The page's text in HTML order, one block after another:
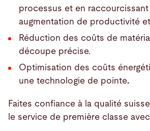
processus et en raccourcissant
augmentation de productivité
Réduction des coûts de
découpe précise.
Optimisation des coûts
une technologie de pointe.
Faites confiance à la qualité
le service de première classe